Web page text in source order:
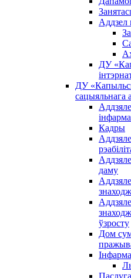
Аддзел
ДУ
ДУ
сацыяльнага
Кадры
даму
ўзросту
Дом